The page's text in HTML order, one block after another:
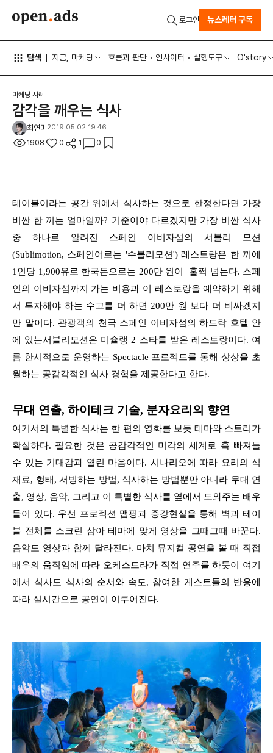
탐색 지금, 마케팅 흐름과 판단 인사이터 실행도구 O'story
로그인 뉴스레터 구독
마케팅 사례
감각을 깨우는 식사
최연미 2019.05.02 19:46
1908 0 1 0
테이블이라는 공간 위에서 식사하는 것으로 한정한다면 가장
비싼 한 끼는 얼마일까? 기준이야 다르겠지만 가장 비싼 식사
중 하나로 알려진 스페인 이비자섬의 서블리 모션
(Sublimotion, 스페인어로는 '수블리모션') 레스토랑은 한 끼에
1인당 1,900유로 한국돈으로는 200만 원이 훌쩍 넘는다. 스페
인의 이비자섬까지 가는 비용과 이 레스토랑을 예약하기 위해
서 투자해야 하는 수고를 더 하면 200만 원 보다 더 비싸겠지
만 말이다. 관광객의 천국 스페인 이비자섬의 하드락 호텔 안
에 있는서블리모션은 미슐랭 2 스타를 받은 레스토랑이다. 여
름 한시적으로 운영하는 Spectacle 프로젝트를 통해 상상을 초
월하는 공감각적인 식사 경험을 제공한다고 한다.
무대 연출, 하이테크 기술, 분자요리의 향연
여기서의 특별한 식사는 한 편의 영화를 보듯 테마와 스토리가
확실하다. 필요한 것은 공감각적인 미각의 세계로 훅 빠져들
수 있는 기대감과 열린 마음이다. 시나리오에 따라 요리의 식
재료, 형태, 서빙하는 방법, 식사하는 방법뿐만 아니라 무대 연
출, 영상, 음악, 그리고 이 특별한 식사를 옆에서 도와주는 배우
들이 있다. 우선 프로젝션 맵핑과 증강현실을 통해 벽과 테이
블 전체를 스크린 삼아 테마에 맞게 영상을 그때그때 바꾼다.
음악도 영상과 함께 달라진다. 마치 뮤지컬 공연을 볼 때 직접
배우의 움직임에 따라 오케스트라가 직접 연주를 하듯이 여기
에서 식사도 식사의 순서와 속도, 참여한 게스트들의 반응에
따라 실시간으로 공연이 이루어진다.